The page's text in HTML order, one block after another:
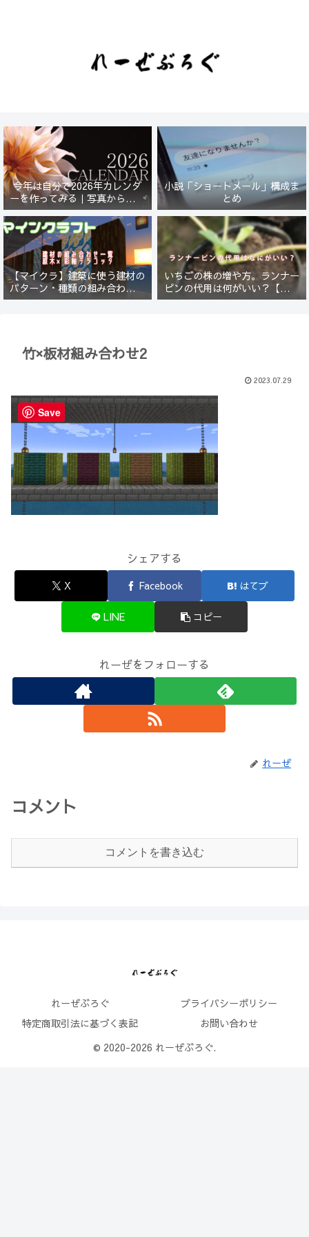
今年は自分で2026年カレンダ
ーを作ってみる｜写真から始ま
る小さなプロジェクト【一灯
花】
小説「ショートメール」構成ま
とめ
【マイクラ】建築に使う建材の
パターン・種類の組み合わせ一
覧！原木×彩釉テラコッタ編
いちごの株の増や方。ランナー
ピンの代用は何がいい？【５年
放置したイチゴは復活するの
竹×板材組み合わせ2
2023.07.29
シェアする
X Facebook はてブ
LINE コピー
れーぜをフォローする
れーぜ
コメント
コメントを書き込む
れーぜぶろぐ
プライバシーポリシー
特定商取引法に基づく表記
お問い合わせ
© 2020-2026 れーぜぶろぐ.
Save